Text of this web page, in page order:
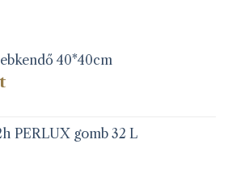
40*40cm
PERLUX gomb 32 L